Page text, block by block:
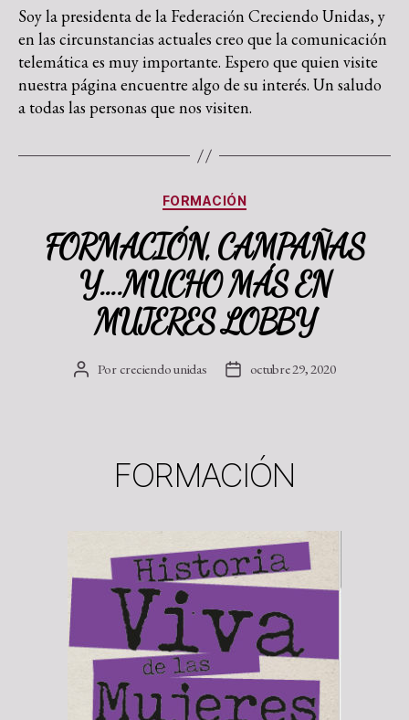
Soy la presidenta de la Federación Creciendo Unidas, y
en las circunstancias actuales creo que la comunicación
telemática es muy importante. Espero que quien visite
nuestra página encuentre algo de su interés. Un saludo
a todas las personas que nos visiten.
FORMACIÓN
FORMACIÓN, CAMPAÑAS
Y….MUCHO MÁS EN
MUJERES LOBBY
Porcreciendo unidas octubre 29, 2020
FORMACIÓN